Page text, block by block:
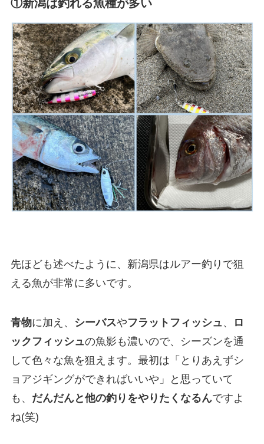
①新潟は釣れる魚種が多い
先ほども述べたように、新潟県はルアー釣りで狙
える魚が非常に多いです。
青物に加え、 シーバスやフラットフィッシュ、
ロ
ックフィッシュの魚影も濃いので、シーズンを通
して色々な魚を狙えます。最初は「とりあえずシ
ョアジギングができればいいや」と思っていて
も、 だんだんと他の釣りをやりたくなるんですよ
ね(笑)